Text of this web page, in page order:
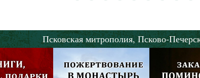
Псковская митрополия, Псково-